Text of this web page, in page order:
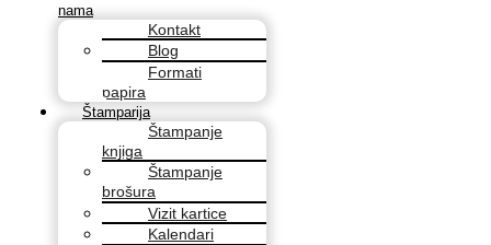
nama
Kontakt
Blog
Formati
papira
Štamparija
Štampanje
knjiga
Štampanje
brošura
Vizit kartice
Kalendari